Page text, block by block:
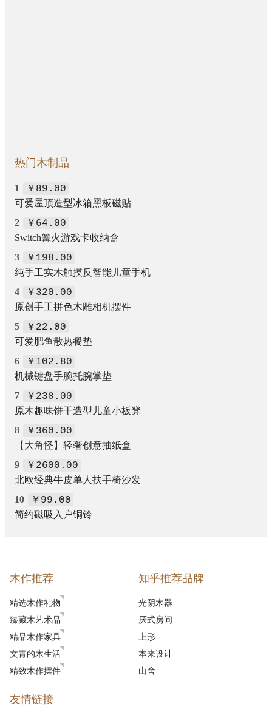
热门木制品
1 ￥89.00
可爱屋顶造型冰箱黑板磁贴
2
￥64.00
Switch篝火游戏卡收纳盒
3
￥198.00
纯手工实木触摸反智能儿童手机
4
￥320.00
原创手工拼色木雕相机摆件
5
￥22.00
可爱肥鱼散热餐垫
6
￥102.80
机械键盘手腕托腕掌垫
7
￥238.00
原木趣味饼干造型儿童小板凳
8
￥360.00
【大角怪】轻奢创意抽纸盒
9
￥2600.00
北欧经典牛皮单人扶手椅沙发
10
￥99.00
简约磁吸入户铜铃
木作推荐
精选木作礼物
臻藏木艺术品
精品木作家具
文青的木生活
精致木作摆件
知乎推荐品牌
光阴木器
厌式房间
上形
本来设计
山舍
友情链接